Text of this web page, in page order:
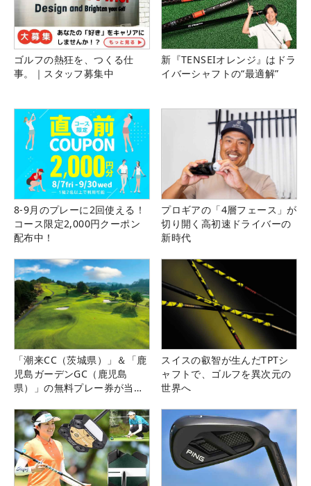
ゴルフの熱狂を、つくる仕
事。｜スタッフ募集中
新『TENSEIオレンジ』はドラ
イバーシャフトの“最適解”
8-9月のプレーに2回使える！
コース限定2,000円クーポン
配布中！
プロギアの「4層フェース」が
切り開く高初速ドライバーの
新時代
「潮来CC（茨城県）」＆「鹿
児島ガーデンGC（鹿児島
県）」の無料プレー券が当た
スイスの叡智が生んだTPTシ
ャフトで、ゴルフを異次元の
世界へ